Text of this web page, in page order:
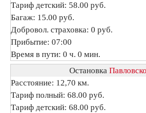
Тариф детский: 58.00 руб.
Багаж: 15.00 руб.
Добровол. страховка: 0 руб.
Прибытие: 07:00
Время в пути: 0 ч. 0 мин.
Остановка
Расстояние: 12,70 км.
Тариф полный: 68.00 руб.
Тариф детский: 68.00 руб.